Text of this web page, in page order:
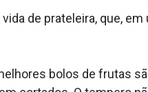
de prateleira, que,
bolos de frutas